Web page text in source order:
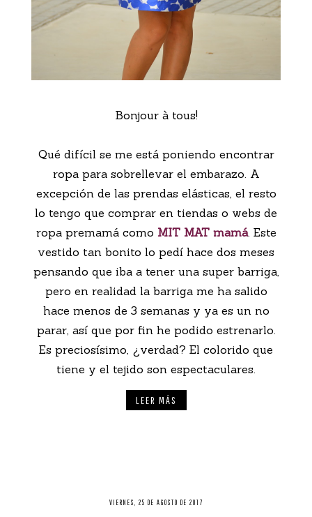
Bonjour à tous!
Qué difícil se me está poniendo encontrar
ropa para sobrellevar el embarazo. A
excepción de las prendas elásticas, el resto
lo tengo que comprar en tiendas o webs de
ropa premamá como MIT MAT mamá. Este
vestido tan bonito lo pedí hace dos meses
pensando que iba a tener una super barriga,
pero en realidad la barriga me ha salido
hace menos de 3 semanas y ya es un no
parar, así que por fin he podido estrenarlo.
Es preciosísimo, ¿verdad? El colorido que
tiene y el tejido son espectaculares.
LEER MÁS
VIERNES, 25 DE AGOSTO DE 2017